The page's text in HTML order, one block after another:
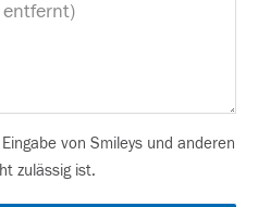
von Smileys und anderen
zulässig ist.